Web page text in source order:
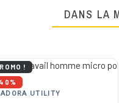
DANS LA
UTILITY
!